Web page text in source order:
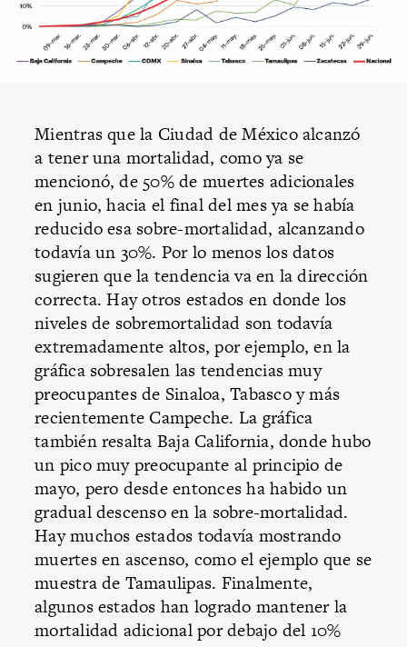
Mientras que la Ciudad de México alcanzó
a tener una mortalidad, como ya se
mencionó, de 50% de muertes adicionales
en junio, hacia el final del mes ya se había
reducido esa sobre-mortalidad, alcanzando
todavía un 30%. Por lo menos los datos
sugieren que la tendencia va en la dirección
correcta. Hay otros estados en donde los
niveles de sobremortalidad son todavía
extremadamente altos, por ejemplo, en la
gráfica sobresalen las tendencias muy
preocupantes de Sinaloa, Tabasco y más
recientemente Campeche. La gráfica
también resalta Baja California, donde hubo
un pico muy preocupante al principio de
mayo, pero desde entonces ha habido un
gradual descenso en la sobre-mortalidad.
Hay muchos estados todavía mostrando
muertes en ascenso, como el ejemplo que se
muestra de Tamaulipas. Finalmente,
algunos estados han logrado mantener la
mortalidad adicional por debajo del 10%